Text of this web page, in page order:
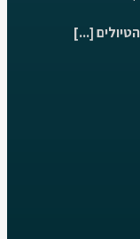
[...]